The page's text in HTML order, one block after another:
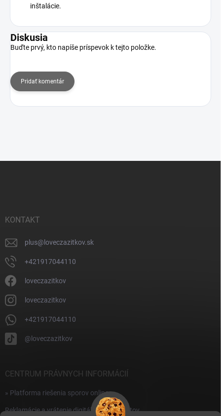
inštalácie.
Diskusia
Buďte prvý, kto napíše príspevok k tejto položke.
Pridať komentár
KONTAKT
plus@ loveczazitkov.sk
+421917044110
loveczazitkov
loveczazitkov
+421917044110
@loveczazitkov
CENTRUM PRÁVNYCH INFORMÁCIÍ
» Platforma riešenia sporov online
Reklamácie a vrátenie digitálnych produktov